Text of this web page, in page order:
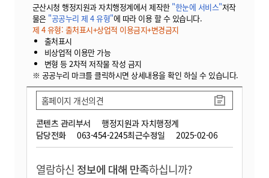
군산시청 행정지원과 자치행정계에서 제작한 "한눈에 서비스"저작
물은 "공공누리 제 4 유형"에 따라 이용 할 수 있습니다.
제 4 유형: 출처표시+상업적 이용금지+변경금지
출처표시
비상업적 이용만 가능
변형 등 2차적 저작물 작성 금지
※ 공공누리 마크를 클릭하시면 상세내용을 확인 하실 수 있습니다.
콘텐츠 관리부서
행정지원과 자치행정계
담당전화
063-454-2245최근수정일 2025-02-06
홈페이지 개선의견
열람하신 정보에 대해 만족하십니까?